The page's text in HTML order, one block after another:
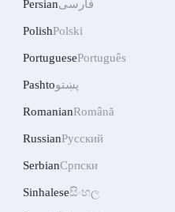
Persianفارسی
PolishPolski
PortuguesePortuguês
Pashtoپښتو
RomanianRomână
RussianРусский
SerbianСрпски
Sinhaleseසිංහල